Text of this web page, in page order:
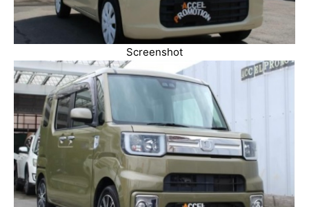
Screenshot